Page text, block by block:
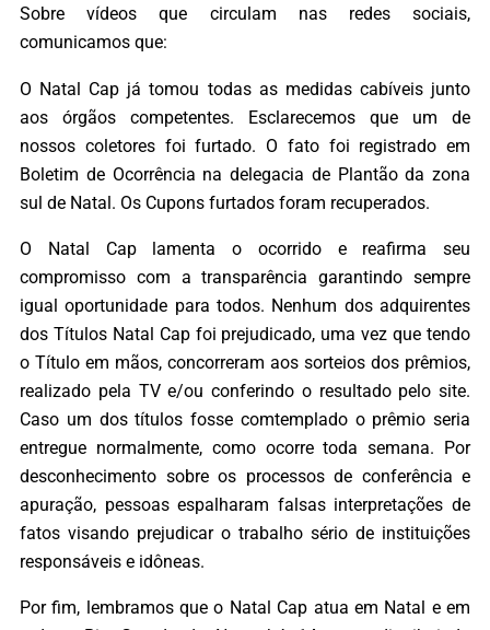
Sobre vídeos que circulam nas redes sociais,
comunicamos que:
O Natal Cap já tomou todas as medidas cabíveis junto
aos órgãos competentes. Esclarecemos que um de
nossos coletores foi furtado. O fato foi registrado em
Boletim de Ocorrência na delegacia de Plantão da zona
sul de Natal. Os Cupons furtados foram recuperados.
O Natal Cap lamenta o ocorrido e reafirma seu
compromisso com a transparência garantindo sempre
igual oportunidade para todos. Nenhum dos adquirentes
dos Títulos Natal Cap foi prejudicado, uma vez que tendo
o Título em mãos, concorreram aos sorteios dos prêmios,
realizado pela TV e/ou conferindo o resultado pelo site.
Caso um dos títulos fosse comtemplado o prêmio seria
entregue normalmente, como ocorre toda semana. Por
desconhecimento sobre os processos de conferência e
apuração, pessoas espalharam falsas interpretações de
fatos visando prejudicar o trabalho sério de instituições
responsáveis e idôneas.
Por fim, lembramos que o Natal Cap atua em Natal e em